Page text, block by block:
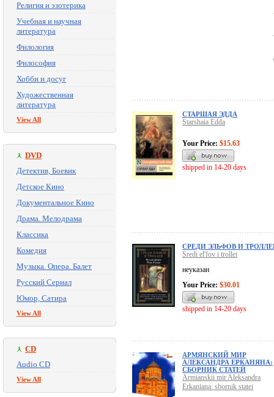
Религия и эзотерика
Учебная и научная
литература
Филология
Философия
Хобби и досуг
Художественная
литература
View All
DVD
Детектив, Боевик
Детское Кино
Документальное Кино
Драма. Мелодрама
Классика
Комедия
Музыка. Опера. Балет
Русский Сериал
Юмор, Сатира
View All
CD
Audio CD
View All
СТАРШАЯ ЭДДА
Starshaia Edda
Your Price: $15.63
shipped in 14-20 days
СРЕДИ ЭЛЬФОВ И
Sredi el'fov i trollei
неуказан
Your Price: $30.01
shipped in 14-20 days
АРМЯНСКИЙ МИР
АЛЕКСАНДРА ЕРКАНЯНА:
СБОРНИК СТАТЕЙ
Armianskii mir Aleksandra
Erkaniana: sbornik statei